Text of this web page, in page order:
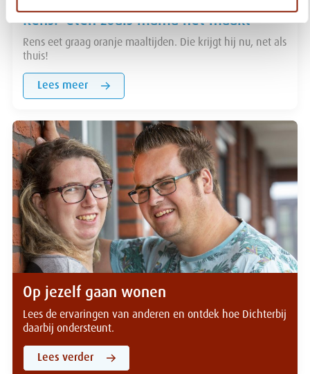
Rens: 'eten zoals mama het maakt'
Rens eet graag oranje maaltijden. Die krijgt hij nu, net als
thuis!
Lees meer
Op jezelf gaan wonen
Lees de ervaringen van anderen en ontdek hoe Dichterbij
daarbij ondersteunt.
Lees verder